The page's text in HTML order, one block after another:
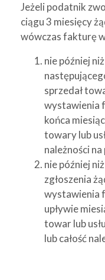
Jeżeli podatnik
ciągu 3 miesięcy
wówczas fakturę
nie później
sprzedał
wystawienia
końca
towary lub
należności
nie później
zgłoszenia
wystawienia
upływie
towar lub
lub całość